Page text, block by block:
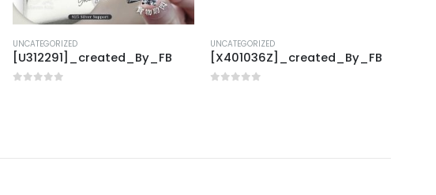
UNCATEGORIZED
[U312291]_created_By_FB
UNCATEGORIZED
[X401036Z]_created_By_FB